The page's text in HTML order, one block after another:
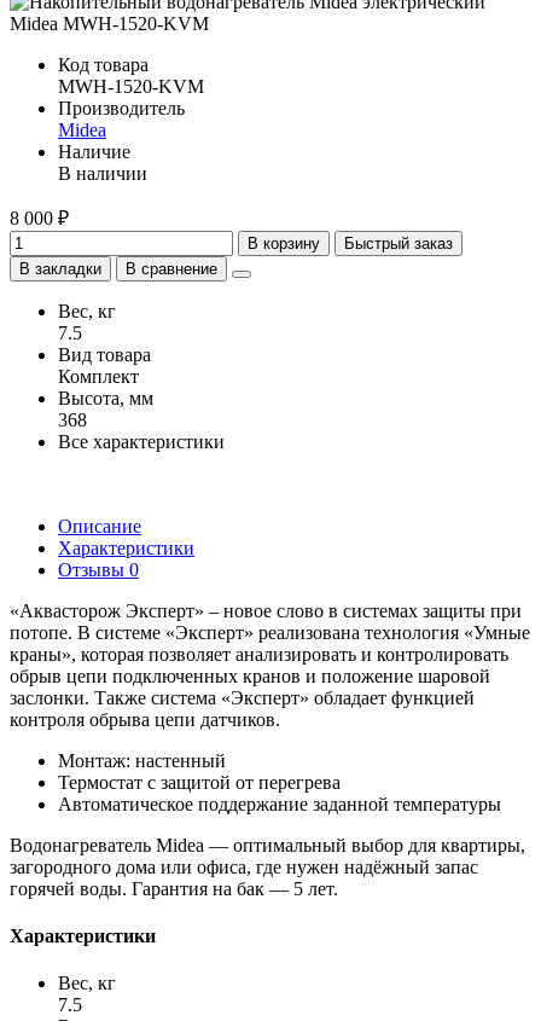
Код товара
MWH-1520-KVM
Производитель
Midea
Наличие
В наличии
8 000 ₽
В корзину
Быстрый заказ
В закладки
В сравнение
Вес, кг
7.5
Вид товара
Комплект
Высота, мм
368
Все характеристики
Описание
Характеристики
Отзывы 0
«Аквасторож Эксперт» – новое слово в системах защиты при
потопе. В системе «Эксперт» реализована технология «Умные
краны», которая позволяет анализировать и контролировать
обрыв цепи подключенных кранов и положение шаровой
заслонки. Также система «Эксперт» обладает функцией
контроля обрыва цепи датчиков.
Монтаж: настенный
Термостат с защитой от перегрева
Автоматическое поддержание заданной температуры
Водонагреватель Midea — оптимальный выбор для квартиры,
загородного дома или офиса, где нужен надёжный запас
горячей воды. Гарантия на бак — 5 лет.
Характеристики
Вес, кг
7.5